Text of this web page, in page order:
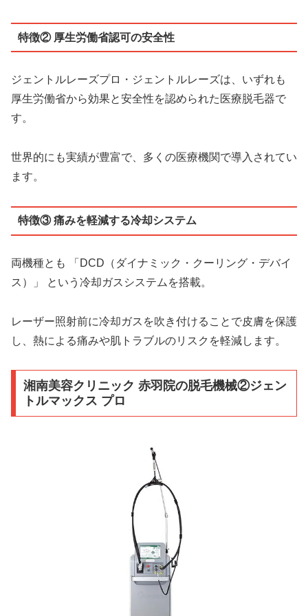
特徴② 厚生労働省認可の安全性
ジェントルレーズプロ・ジェントルレーズは、いずれも
厚生労働省から効果と安全性を認められた医療脱毛器で
す。
世界的にも実績が豊富で、多くの医療機関で導入されてい
ます。
特徴③ 痛みを軽減する冷却システム
両機種とも 「DCD（ダイナミック・クーリング・デバイ
ス）」 という冷却ガスシステムを搭載。
レーザー照射前に冷却ガスを吹き付けることで皮膚を保護
し、熱による痛みや肌トラブルのリスクを軽減します。
湘南美容クリニック 赤羽院の脱毛機械②ジェン
トルマックス プロ